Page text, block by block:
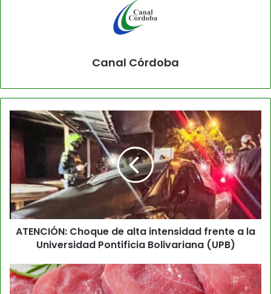
Canal Córdoba
ATENCIÓN: Choque de alta intensidad frente a la
Universidad Pontificia Bolivariana (UPB)